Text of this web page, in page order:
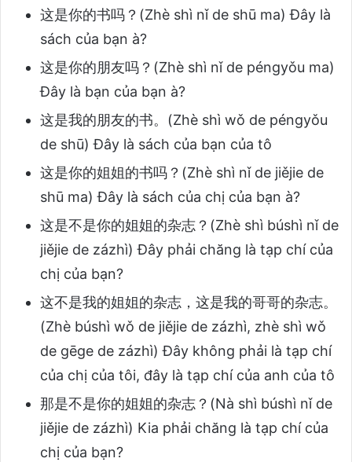
这是你的书吗？(Zhè shì nǐ de shū ma) Đây là
sách của bạn à?
这是你的朋友吗？(Zhè shì nǐ de péngyǒu ma)
Đây là bạn của bạn à?
这是我的朋友的书。(Zhè shì wǒ de péngyǒu
de shū) Đây là sách của bạn của tô
这是你的姐姐的书吗？(Zhè shì nǐ de jiějie de
shū ma) Đây là sách của chị của bạn à?
这是不是你的姐姐的杂志？(Zhè shì búshì nǐ de
jiějie de zázhì) Đây phải chăng là tạp chí của
chị của bạn?
这不是我的姐姐的杂志，这是我的哥哥的杂志。
(Zhè búshì wǒ de jiějie de zázhì, zhè shì wǒ
de gēge de zázhì) Đây không phải là tạp chí
của chị của tôi, đây là tạp chí của anh của tô
那是不是你的姐姐的杂志？(Nà shì búshì nǐ de
jiějie de zázhì) Kia phải chăng là tạp chí của
chị của bạn?